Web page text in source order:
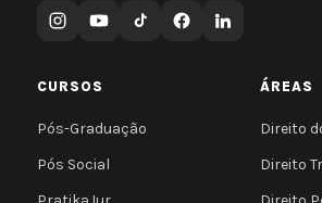
CURSOS
Pós-Graduação
Pós Social
ÁREAS
Direito
Direito